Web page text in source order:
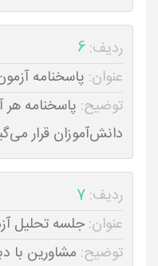
ردیف: 6
عنوان: پاسخنامه
توضیح: پاسخنامه هر
دانش‌آموزان قرار
ردیف: 7
عنوان: جلسه تحلیل
توضیح: مشاورین با